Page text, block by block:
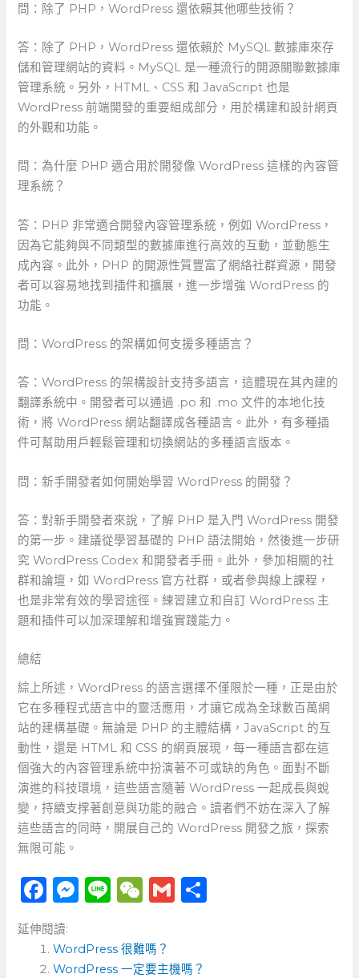
問：除了 ⁢PHP，WordPress 還依賴其他哪些技術？
答：除了 PHP，WordPress 還依賴於 MySQL 數據庫來存
儲和管理網站的資料。MySQL 是一種流行的開源關聯數據庫
管理系統。另外，HTML、CSS⁤ 和‌ JavaScript 也是
WordPress 前端開發的重要組成部分，用於構建和設計網頁
的外觀和功能。
問：為什麼⁢ PHP 適合用於開發像​ WordPress⁤ 這樣的內容管
理系統？
答：PHP 非常適合開發內容管理系統，例如 WordPress，
因為它能夠與不同類型的數據庫進行高效的互動，並動態生
成內容。此外，PHP 的開源性質豐富了網絡社群資源，開發
者可以容易地找到插件和擴展，進一步增強 WordPress 的
功能。
問：WordPress 的架構如何支援多種語言？
答：WordPress 的架構設計支持多語言，這體現在其內建的
翻譯系統中。開發者可以通過 .po 和 .mo ⁣文件的本地化技
術，將 WordPress 網站翻譯成各種語言。此外，有多種插
件可幫助用戶輕鬆管理和切換網站的多種語言版本。
問：新手開發者如何開始學習 WordPress 的開發？
答：對新手開發者來說，了解 PHP 是入門 WordPress 開發
的第一步。建議從學習基礎的 ⁤PHP 語法開始，然後進一步研
究 WordPress Codex 和開發者手冊。此外，參加相關的社
群和論壇，如 WordPress 官方社群，或者參與線上課程，
也是非常有效的學習途徑。練習建立和自訂 WordPress 主
題和插件可以加深理解和增強實踐能力。 ‍
總結
綜上所述，WordPress 的語言選擇不僅限於一種，正是由於
它在多種程式語言中的靈活應用，才讓它成為全球數百萬網
站的建構基礎。無論是‌ PHP 的主體結構，JavaScript ⁣的互
動性，還是 HTML 和 CSS 的網頁展現，每一種語言都在這
個強大的內容管理系統中扮演著不可或缺的角色。面對不斷
演進的科技環境，這些語言隨著 WordPress⁣ 一起成長與蛻
變，持續支撑著創意與功能的融合。讀者們不妨在深入了解
這些語言的同時，開展自己的 WordPress 開發之旅，探索
無限可能。
F
a
c
e
M
ss
e
Li
e
W
C
h
G
l
延伸閱讀:
WordPress 很難嗎？
WordPress 一定要主機嗎？